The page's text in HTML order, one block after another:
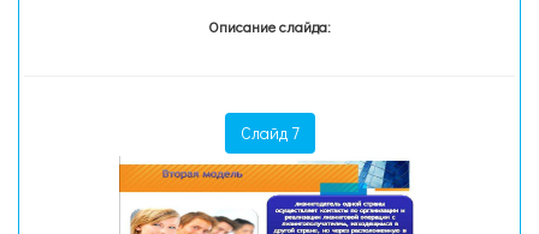
Описание слайда:
Слайд 7